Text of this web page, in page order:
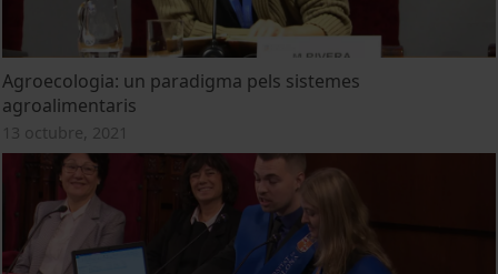
Agroecologia: un paradigma pels sistemes
agroalimentaris
13 octubre, 2021